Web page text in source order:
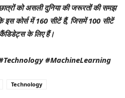
को असली दुनिया की जरूरतों की समझ
इस कोर्स में 160 सीटें हैं, जिसमें 100 सीटें
के लिए हैं।
#MachineLearning
Technology